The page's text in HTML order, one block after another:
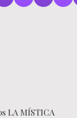
LA MÍSTICA